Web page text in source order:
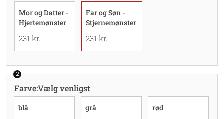
Mor og Datter -
Hjertemønster
231 kr.
Far og Søn -
Stjernemønster
231 kr.
2
Farve:Vælg venligst
blå grå rød